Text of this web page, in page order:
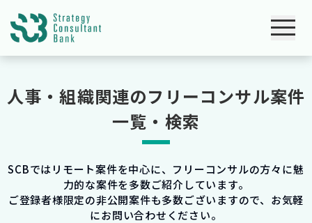
人事・組織関連のフリーコンサル案件
一覧・検索
SCBではリモート案件を中心に、フリーコンサルの方々に魅
力的な案件を多数ご紹介しています。
ご登録者様限定の非公開案件も多数ございますので、お気軽
にお問い合わせください。